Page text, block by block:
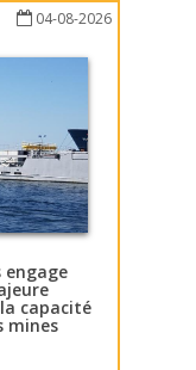
04-08-2026
engage
capacité
mines